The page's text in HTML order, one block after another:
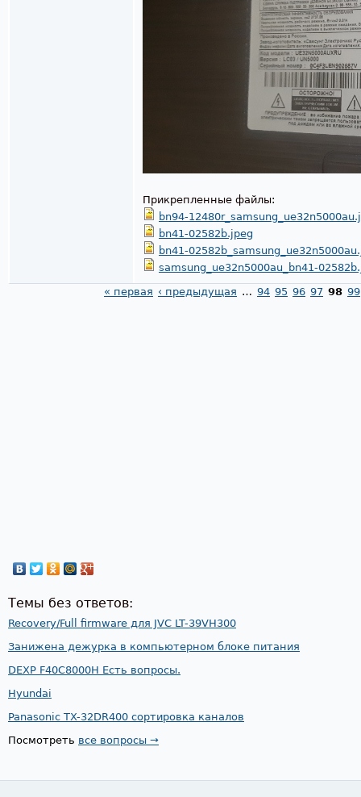
Прикрепленные файлы:
bn94-
bn41-02582b.jpeg
bn41-
samsung_ue32n5000au_bn41-
« первая ‹ предыдущая … 94 95 96 97 98 99
Темы без ответов:
Recovery/Full firmware для JVC LT-39VH300
Занижена дежурка в компьютерном блоке питания
DEXP F40C8000H Есть вопросы.
Hyundai
Panasonic TX-32DR400 сортировка каналов
Посмотреть все вопросы →